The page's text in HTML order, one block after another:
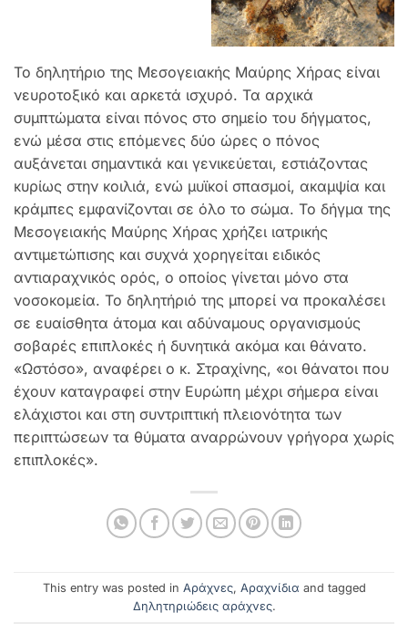
Το δηλητήριο της Μεσογειακής Μαύρης Χήρας είναι
νευροτοξικό και αρκετά ισχυρό. Τα αρχικά
συμπτώματα είναι πόνος στο σημείο του δήγματος,
ενώ μέσα στις επόμενες δύο ώρες ο πόνος
αυξάνεται σημαντικά και γενικεύεται, εστιάζοντας
κυρίως στην κοιλιά, ενώ μυϊκοί σπασμοί, ακαμψία και
κράμπες εμφανίζονται σε όλο το σώμα. Το δήγμα της
Μεσογειακής Μαύρης Χήρας χρήζει ιατρικής
αντιμετώπισης και συχνά χορηγείται ειδικός
αντιαραχνικός ορός, ο οποίος γίνεται μόνο στα
νοσοκομεία. Το δηλητήριό της μπορεί να προκαλέσει
σε ευαίσθητα άτομα και αδύναμους οργανισμούς
σοβαρές επιπλοκές ή δυνητικά ακόμα και θάνατο.
«Ωστόσο», αναφέρει ο κ. Στραχίνης, «οι θάνατοι που
έχουν καταγραφεί στην Ευρώπη μέχρι σήμερα είναι
ελάχιστοι και στη συντριπτική πλειονότητα των
περιπτώσεων τα θύματα αναρρώνουν γρήγορα χωρίς
επιπλοκές».
This entry was posted in Αράχνες, Αραχνίδια and tagged
Δηλητηριώδεις αράχνες.